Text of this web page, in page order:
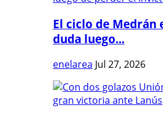
El ciclo de Medrán
duda luego...
enelarea Jul 27, 2026